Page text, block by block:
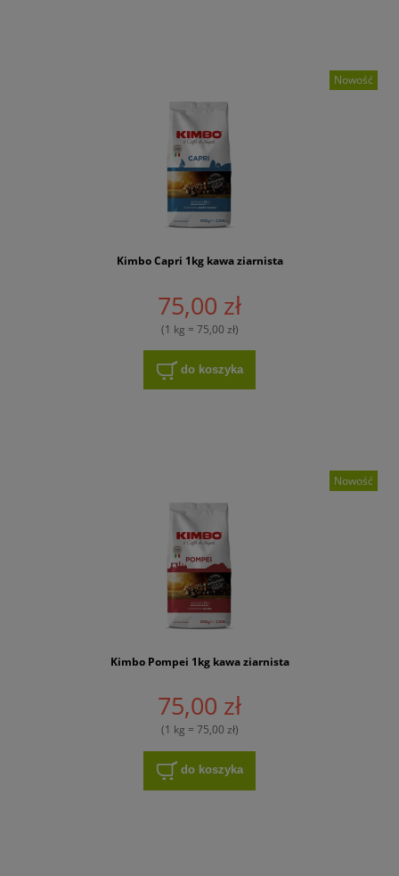
Kimbo Capri 1kg kawa ziarnista
75,00 zł
(1 kg = 75,00 zł)
do koszyka
Nowość
Kimbo Pompei 1kg kawa ziarnista
75,00 zł
(1 kg = 75,00 zł)
do koszyka
Nowość